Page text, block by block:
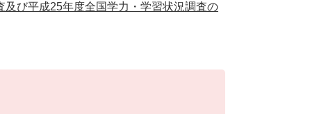
び平成25年度全国学力・学習状況調査の